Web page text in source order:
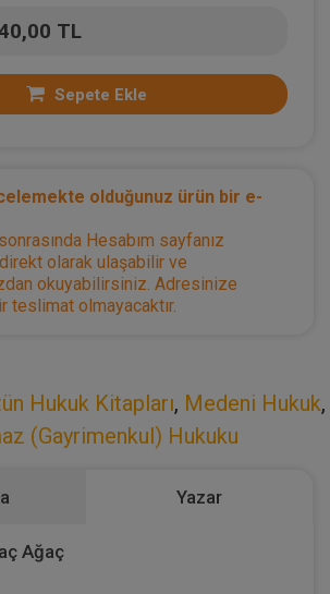
TL
Sepete Ekle
olduğunuz ürün bir e-
Hesabım sayfanız
olarak ulaşabilir ve
okuyabilirsiniz. Adresinize
teslimat olmayacaktır.
Hukuk Kitapları, Medeni Hukuk,
(Gayrimenkul) Hukuku
Yazar
Ağaç